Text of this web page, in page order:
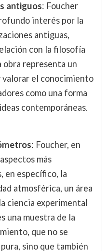
antiguos: Foucher
interés por la
antiguas,
con la filosofía
obra representa un
el conocimiento
como una forma
contemporáneas.
: Foucher, en
más
en específico, la
atmosférica, un área
ciencia experimental
una muestra de la
que no se
sino que también